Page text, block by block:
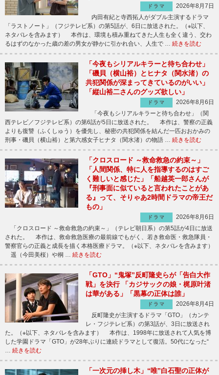
ドラマ
2026年8月7日
内田有紀と寺西拓人がダブル主演するドラマ
「ラストノート」（フジテレビ系）の第5話が、6日に放送された。（※以下、
ネタバレを含みます） 本作は、環境も積み重ねてきた人生も全く違う、交わ
るはずのなかった歳の差の男女が静かに引かれ合い、人生で … 続きを読む
「今夜もシリアルキラーと待ち合わせ」
「磯貝（横山裕）とヒナタ（関水渚）の
共犯関係が深まってきているのがいい」
「縦山裕二さんのグッズ欲しい」
ドラマ
2026年8月6日
「今夜もシリアルキラーと待ち合わせ」（関
西テレビ／フジテレビ系）の第6話が5日に放送された。 本作は、警察の正義
よりも復讐（ふくしゅう）を優先し、秘密の共犯関係を結んだ一匹おおかみの
刑事・磯貝（横山裕）と第六感女子ヒナタ（関水渚）の物語 … 続きを読む
「クロスロード ～救命救急の約束～」
「人間関係、特に人を指導するのはすご
く難しいと感じた」「船越英一郎さんが
『刑事面に似ていると言われたことがあ
る』って、そりゃあ2時間ドラマの帝王だ
もの」
ドラマ
2026年8月6日
「クロスロード ～救命救急の約束～」（テレビ朝日系）の第5話が4日に放送
された。 本作は、救命救急医療の最前線でもがく、若き救命医・救急隊員・
警察官らの正義と成長を描く本格医療ドラマ。（※以下、ネタバレを含みます）
遥（今田美桜）や桐 … 続きを読む
「GTO」“鬼塚”反町隆史らが「告白大作
戦」を決行 「カジサックの娘・梶原叶渚
は華がある」「黒幕の正体は誰」
ドラマ
2026年8月4日
反町隆史が主演するドラマ「GTO」（カンテ
レ・フジテレビ系）の第3話が、3日に放送され
た。（※以下、ネタバレを含みます） 本作は、1998年に放送されて人気を博
した学園ドラマ「GTO」が28年ぶりに連続ドラマとして復活。50代になった“
続きを読む
「一次元の挿し木」“唯”白石聖の正体が